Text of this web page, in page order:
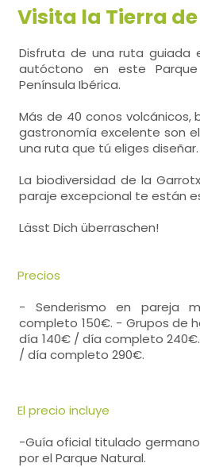
Visita la Tierra
Disfruta de una ruta guiada
autóctono en este
Península Ibérica.
Más de 40 conos volcánicos,
gastronomía excelente son
una ruta que tú eliges diseñar.
La biodiversidad de la
paraje excepcional te están
Lässt Dich überraschen!
Precios
- Senderismo en pareja
completo 150€. - Grupos de
día 140€ / día completo
/ día completo 290€.
El precio incluye
-Guía oficial titulado
por el Parque Natural.